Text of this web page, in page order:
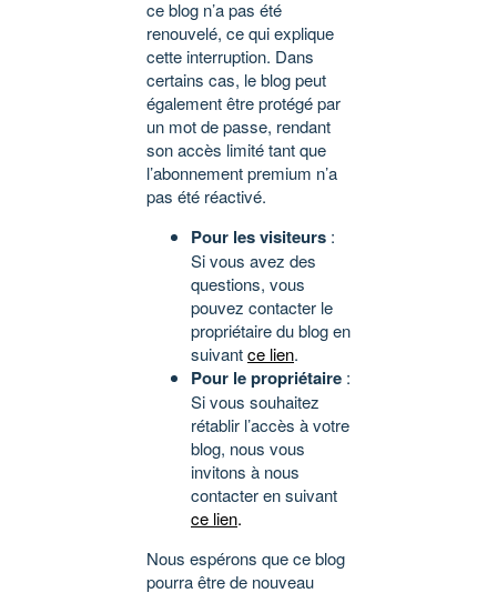
ce blog n’a pas été
renouvelé, ce qui explique
cette interruption. Dans
certains cas, le blog peut
également être protégé par
un mot de passe, rendant
son accès limité tant que
l’abonnement premium n’a
pas été réactivé.
Pour les visiteurs :
Si vous avez des
questions, vous
pouvez contacter le
propriétaire du blog en
suivantce lien.
Pour le propriétaire :
Si vous souhaitez
rétablir l’accès à votre
blog, nous vous
invitons à nous
contacter en suivant
ce lien.
Nous espérons que ce blog
pourra être de nouveau